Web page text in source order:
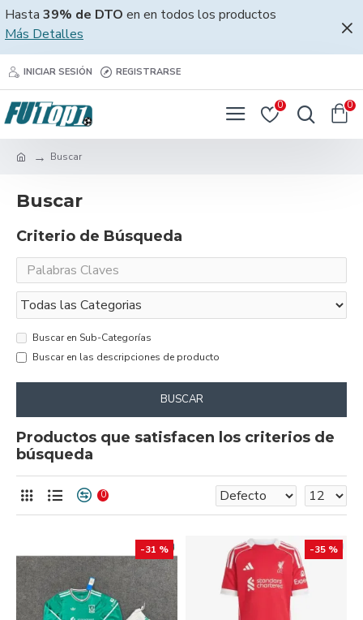
Hasta 39% de DTO en en todos los productos
Más Detalles
INICIAR SESIÓN REGISTRARSE
0 0
Buscar
Buscar
Criterio de Búsqueda
Buscar en Sub-Categorías
Buscar en las descripciones de producto
BUSCAR
Productos que satisfacen los criterios de
búsqueda
0
-31 % -35 %